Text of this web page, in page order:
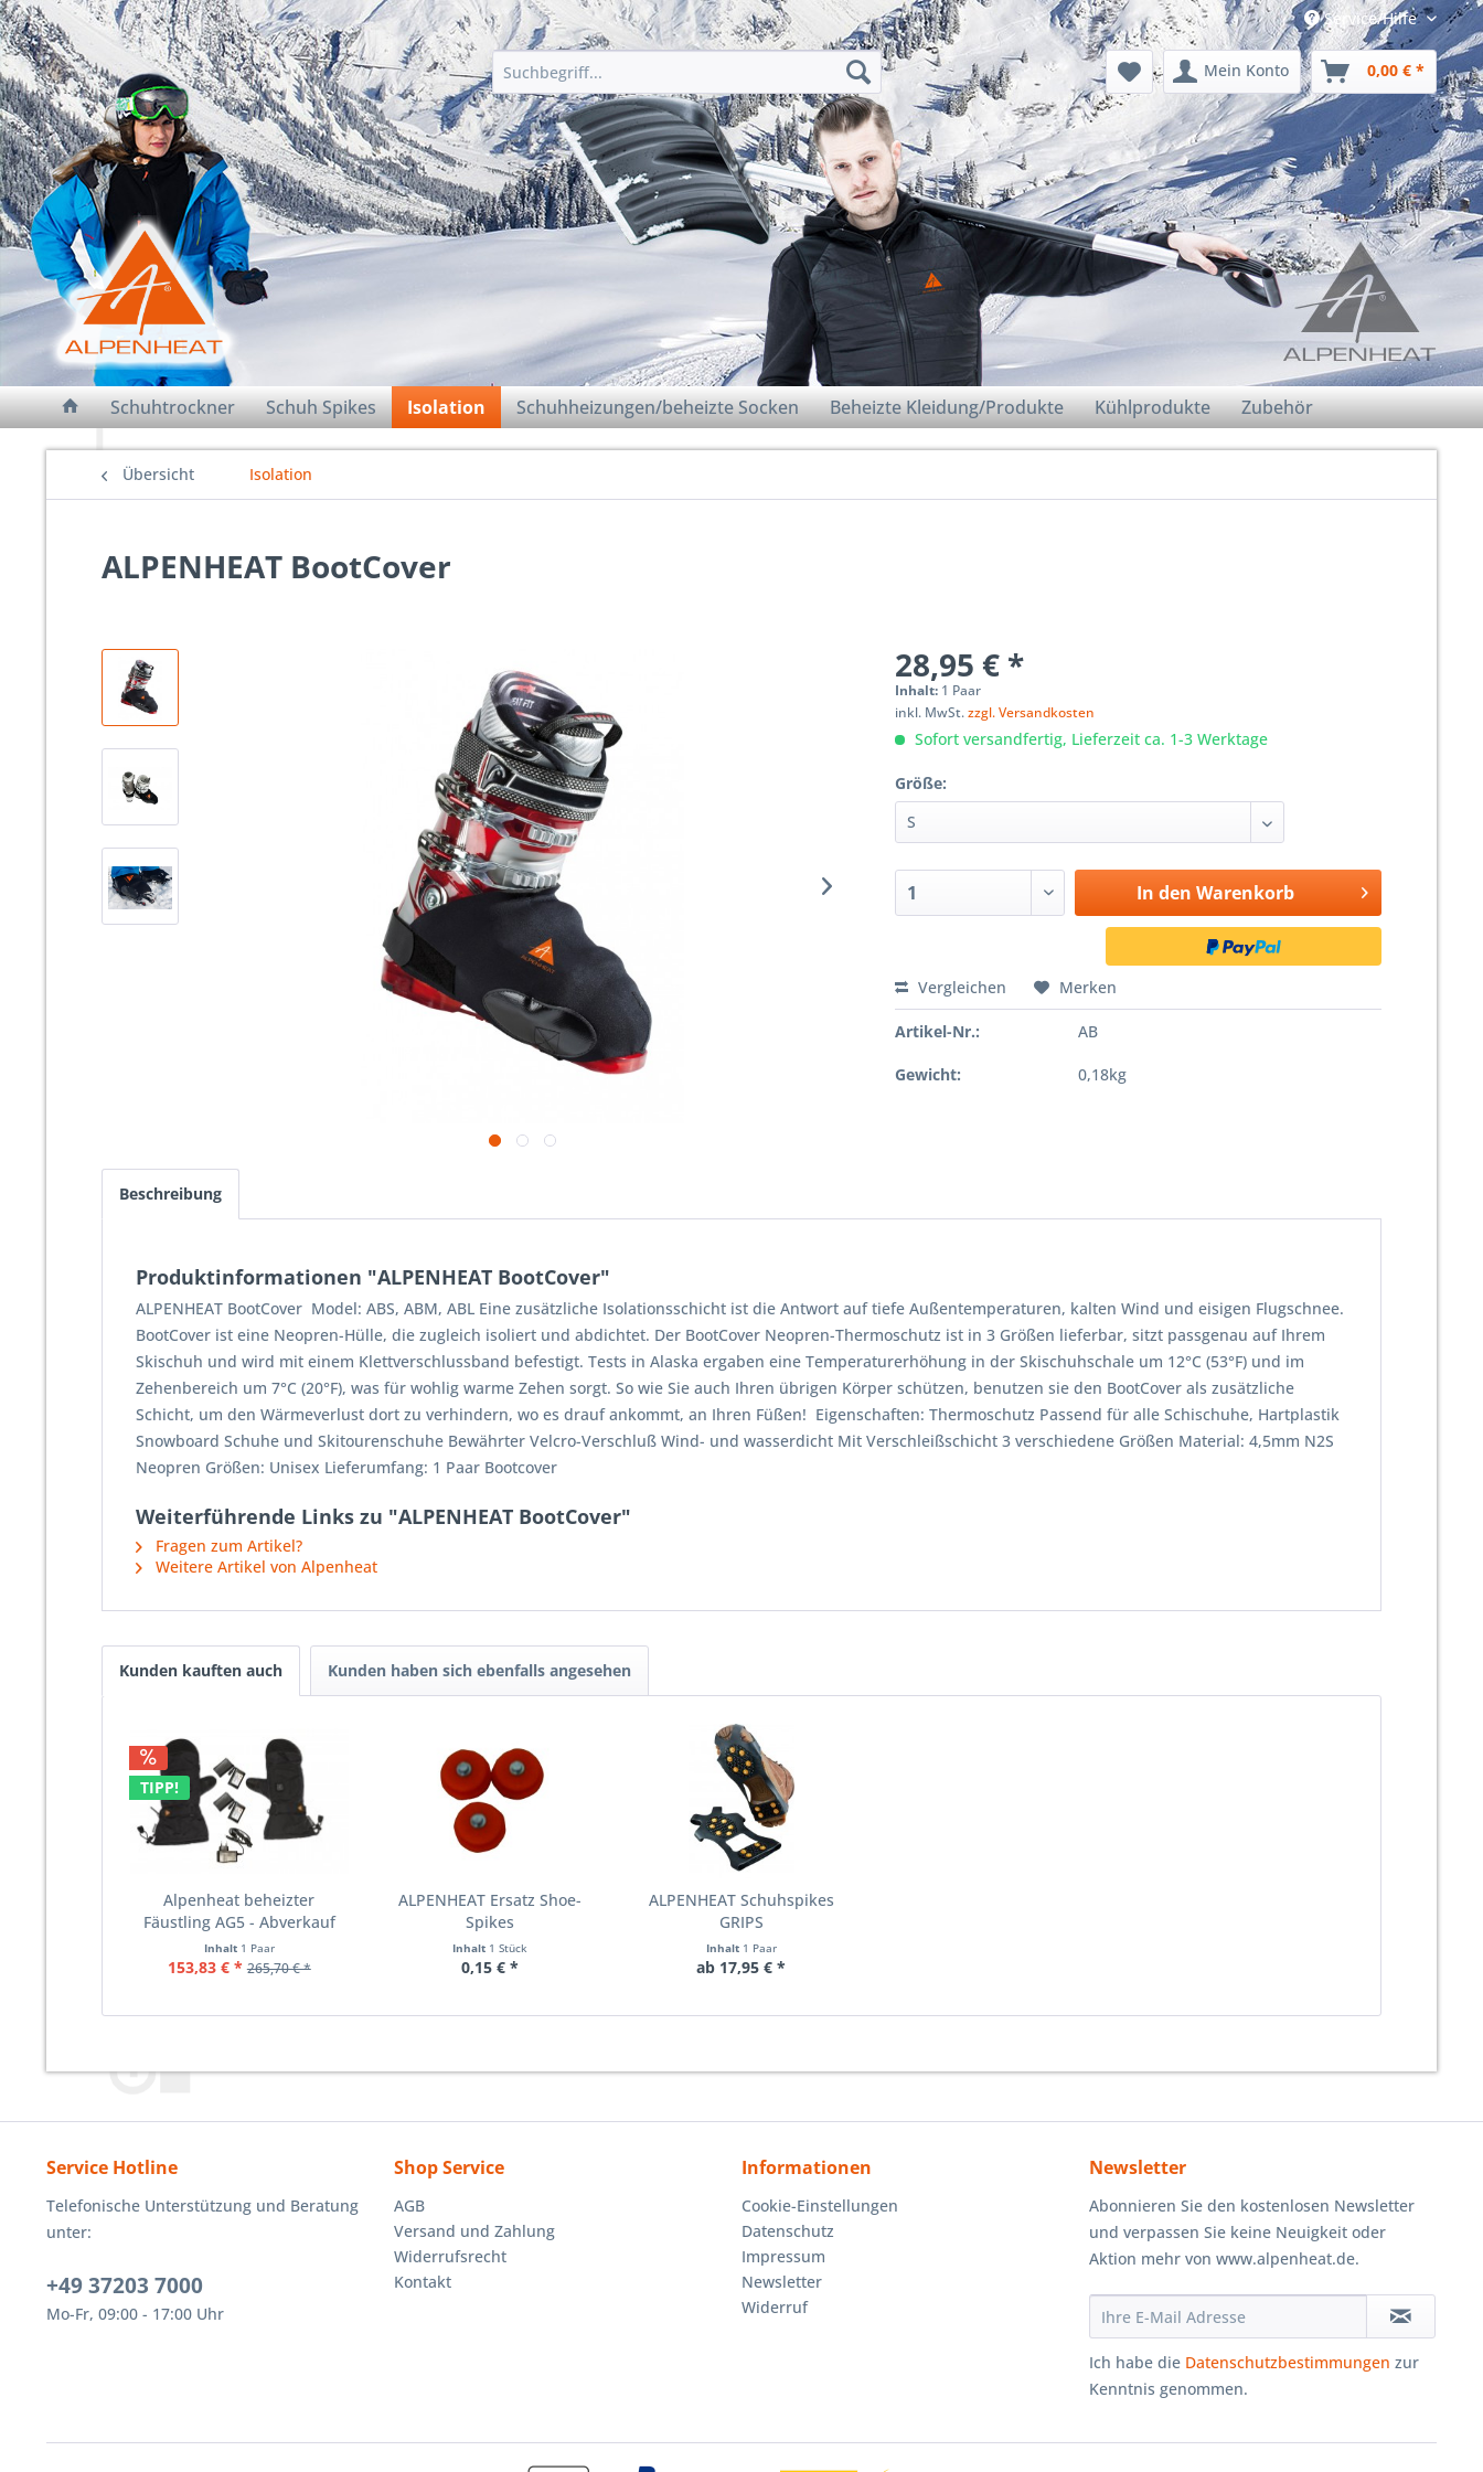
Service/Hilfe
Mein Konto 0,00 € *
Schuhtrockner Schuh Spikes Isolation Schuhheizungen/beheizte Socken Beheizte Kleidung/Produkte Kühlprodukte Zubehör
Übersicht Isolation
ALPENHEAT BootCover
28,95 € *
Inhalt: 1 Paar
inkl. MwSt.zzgl. Versandkosten
Sofort versandfertig, Lieferzeit ca. 1-3 Werktage
Größe:
In den Warenkorb
Vergleichen Merken
Artikel-Nr.: AB
Gewicht: 0,18kg
Beschreibung
Produktinformationen "ALPENHEAT BootCover"
ALPENHEAT BootCover Model: ABS, ABM, ABL Eine zusätzliche Isolationsschicht ist die Antwort auf tiefe Außentemperaturen, kalten Wind und eisigen Flugschnee.
BootCover ist eine Neopren-Hülle, die zugleich isoliert und abdichtet. Der BootCover Neopren-Thermoschutz ist in 3 Größen lieferbar, sitzt passgenau auf Ihrem
Skischuh und wird mit einem Klettverschlussband befestigt. Tests in Alaska ergaben eine Temperaturerhöhung in der Skischuhschale um 12°C (53°F) und im
Zehenbereich um 7°C (20°F), was für wohlig warme Zehen sorgt. So wie Sie auch Ihren übrigen Körper schützen, benutzen sie den BootCover als zusätzliche
Schicht, um den Wärmeverlust dort zu verhindern, wo es drauf ankommt, an Ihren Füßen! Eigenschaften: Thermoschutz Passend für alle Schischuhe, Hartplastik
Snowboard Schuhe und Skitourenschuhe Bewährter Velcro-Verschluß Wind- und wasserdicht Mit Verschleißschicht 3 verschiedene Größen Material: 4,5mm N2S
Neopren Größen: Unisex Lieferumfang: 1 Paar Bootcover
Weiterführende Links zu "ALPENHEAT BootCover"
Fragen zum Artikel?
Weitere Artikel von Alpenheat
Kunden kauften auch Kunden haben sich ebenfalls angesehen
TIPP!
Alpenheat beheizter
Fäustling AG5 - Abverkauf
Inhalt 1 Paar
153,83 € * 265,70 € *
ALPENHEAT Ersatz Shoe-
Spikes
Inhalt 1 Stück
0,15 € *
ALPENHEAT Schuhspikes
GRIPS
Inhalt 1 Paar
ab 17,95 € *
Service Hotline
Telefonische Unterstützung und Beratung
unter:
+49 37203 7000
Mo-Fr, 09:00 - 17:00 Uhr
Shop Service
AGB
Versand und Zahlung
Widerrufsrecht
Kontakt
Informationen
Cookie-Einstellungen
Datenschutz
Impressum
Newsletter
Widerruf
Newsletter
Abonnieren Sie den kostenlosen Newsletter
und verpassen Sie keine Neuigkeit oder
Aktion mehr von www.alpenheat.de.
Ich habe die Datenschutzbestimmungen zur
Kenntnis genommen.